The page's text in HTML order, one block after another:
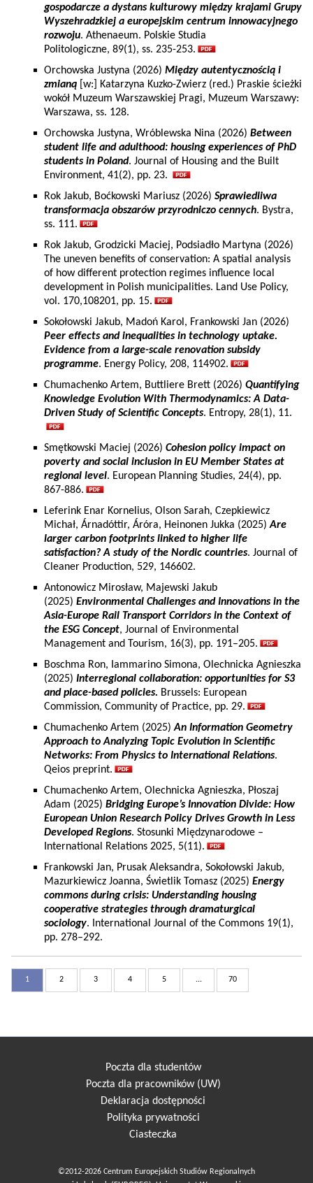
gospodarcze a dystans kulturowy między krajami Grupy
Wyszehradzkiej a europejskim centrum innowacyjnego
rozwoju. Athenaeum. Polskie Studia
Politologiczne, 89(1), ss. 235-253.
Orchowska Justyna (2026) Między autentycznością i
zmianą [w:] Katarzyna Kuzko-Zwierz (red.) Praskie ścieżki
wokół Muzeum Warszawskiej Pragi, Muzeum Warszawy:
Warszawa, ss. 128.
Orchowska Justyna, Wróblewska Nina (2026) Between
student life and adulthood: housing experiences of PhD
students in Poland. Journal of Housing and the Built
Environment, 41(2), pp. 23.
Rok Jakub, Boćkowski Mariusz (2026) Sprawiedliwa
transformacja obszarów przyrodniczo cennych. Bystra,
ss. 111.
Rok Jakub, Grodzicki Maciej, Podsiadło Martyna (2026)
The uneven benefits of conservation: A spatial analysis
of how different protection regimes influence local
development in Polish municipalities. Land Use Policy,
vol. 170,108201, pp. 15.
Sokołowski Jakub, Madoń Karol, Frankowski Jan (2026)
Peer effects and inequalities in technology uptake.
Evidence from a large-scale renovation subsidy
programme. Energy Policy, 208, 114902.
Chumachenko Artem, Buttliere Brett (2026) Quantifying
Knowledge Evolution With Thermodynamics: A Data-
Driven Study of Scientific Concepts. Entropy, 28(1), 11.
Smętkowski Maciej (2026) Cohesion policy impact on
poverty and social inclusion in EU Member States at
regional level. European Planning Studies, 24(4), pp.
867-886.
Leferink Enar Kornelius, Olson Sarah, Czepkiewicz
Michał, Árnadóttir, Áróra, Heinonen Jukka (2025)Are
larger carbon footprints linked to higher life
satisfaction? A study of the Nordic countries. Journal of
Cleaner Production, 529, 146602.
Antonowicz Mirosław, Majewski Jakub
(2025) Environmental Challenges and Innovations in the
Asia-Europe Rail Transport Corridors in the Context of
the ESG Concept, Journal of Environmental
Management and Tourism, 16(3), pp. 191–205.
Boschma Ron, Iammarino Simona, Olechnicka Agnieszka
(2025) Interregional collaboration: opportunities for S3
and place-based policies. Brussels: European
Commission, Community of Practice, pp. 29.
Chumachenko Artem (2025)An Information Geometry
Approach to Analyzing Topic Evolution in Scientific
Networks: From Physics to International Relations.
Qeios preprint.
Chumachenko Artem, Olechnicka Agnieszka, Płoszaj
Adam (2025) Bridging Europe’s Innovation Divide: How
European Union Research Policy Drives Growth in Less
Developed Regions. Stosunki Międzynarodowe –
International Relations 2025, 5(11).
Frankowski Jan, Prusak Aleksandra, Sokołowski Jakub,
Mazurkiewicz Joanna, Świetlik Tomasz (2025) Energy
commons during crisis: Understanding housing
cooperative strategies through dramaturgical
sociology. International Journal of the Commons 19(1),
pp. 278–292.
1 2 3 4 5 ... 70
Poczta dla studentów
Poczta dla pracowników (UW)
Deklaracja dostępności
Polityka prywatności
Ciasteczka
©2012-2026 Centrum Europejskich Studiów Regionalnych